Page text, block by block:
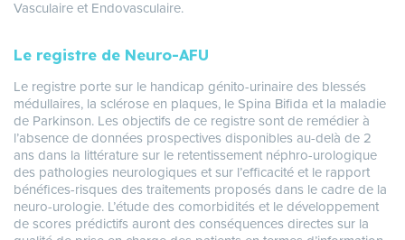
Vasculaire et Endovasculaire.
Le registre de Neuro-AFU
Le registre porte sur le handicap génito-urinaire des blessés
médullaires, la sclérose en plaques, le Spina Bifida et la maladie
de Parkinson. Les objectifs de ce registre sont de remédier à
l’absence de données prospectives disponibles au-delà de 2
ans dans la littérature sur le retentissement néphro-urologique
des pathologies neurologiques et sur l’efficacité et le rapport
bénéfices-risques des traitements proposés dans le cadre de la
neuro-urologie. L’étude des comorbidités et le développement
de scores prédictifs auront des conséquences directes sur la